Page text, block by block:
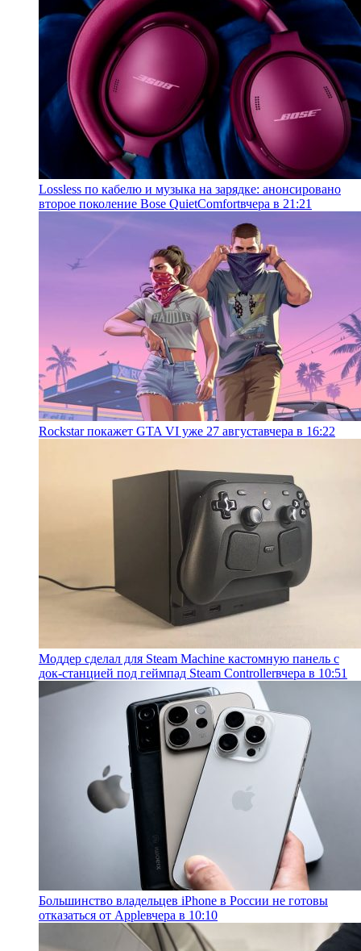
Lossless по кабелю и музыка на зарядке: анонсировано
второе поколение Bose QuietComfortвчера в 21:21
Rockstar покажет GTA VI уже 27 августавчера в 16:22
Моддер сделал для Steam Machine кастомную панель с
док-станцией под геймпад Steam Controllerвчера в 10:51
Большинство владельцев iPhone в России не готовы
отказаться от Appleвчера в 10:10